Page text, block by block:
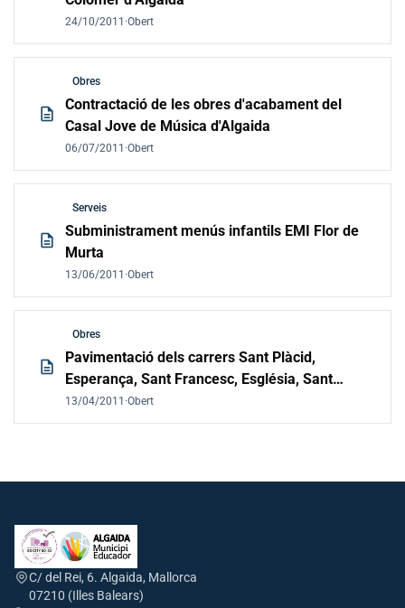
24/10/2011 ·Obert
description
Obres
Contractació de les obres d'acabament del
Casal Jove de Música d'Algaida
06/07/2011 ·Obert
description
Serveis
Subministrament menús infantils EMI Flor de
Murta
13/06/2011 ·Obert
description
Obres
Pavimentació dels carrers Sant Plàcid,
Esperança, Sant Francesc, Església, Sant
Damià i Tancons, de Pina
13/04/2011 ·Obert
C/ del Rei, 6. Algaida, Mallorca
07210 (Illes Balears)